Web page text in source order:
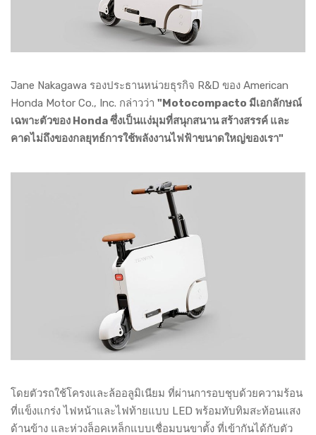
Jane Nakagawa รองประธานหน่วยธุรกิจ R&D ของ American
Honda Motor Co., Inc. กล่าวว่า "Motocompacto มีเอกลักษณ์
เฉพาะตัวของ Honda ซึ่งเป็นแง่มุมที่สนุกสนาน สร้างสรรค์ และ
คาดไม่ถึงของกลยุทธ์การใช้พลังงานไฟฟ้าขนาดใหญ่ของเรา"
โดยตัวรถใช้โครงและล้ออลูมิเนียม ที่ผ่านการอบชุบด้วยความร้อน
ที่แข็งแกร่ง ไฟหน้าและไฟท้ายแบบ LED พร้อมทับทิมสะท้อนแสง
ด้านข้าง และห่วงล็อคเหล็กแบบเชื่อมบนขาตั้ง ที่เข้ากันได้กับตัว